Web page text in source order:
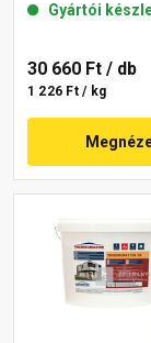
15-D 25 kg
Gyártói
30 660 Ft / db
1 226 Ft / kg